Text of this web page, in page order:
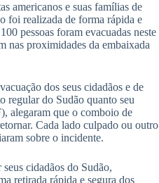
americanos e suas famílias de
foi realizada de forma rápida e
pessoas foram evacuadas neste
nas proximidades da embaixada
dos seus cidadãos e de
regular do Sudão quanto seu
alegaram que o comboio de
Cada lado culpado ou outro
sobre o incidente.
cidadãos do Sudão,
retirada rápida e segura dos